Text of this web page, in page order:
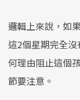
邏輯上來說，如
這2個星期完全
何理由阻止這個
節要注意。